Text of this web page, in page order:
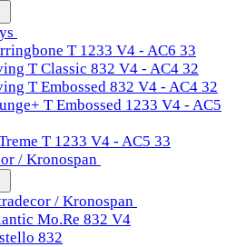
T 1233 V4 - AC6 33
T Classic 832 V4 - AC4 32
T Embossed 832 V4 - AC4 32
T Embossed 1233 V4 - AC5
T 1233 V4 - AC5 33
/ Kronospan
/ Kronospan
Mo.Re 832 V4
832